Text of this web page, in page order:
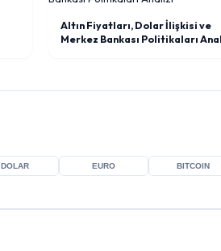
Altın Fiyatları, Dolar İlişkisi ve
Merkez Bankası Politikaları
DOLAR EURO BITCOIN